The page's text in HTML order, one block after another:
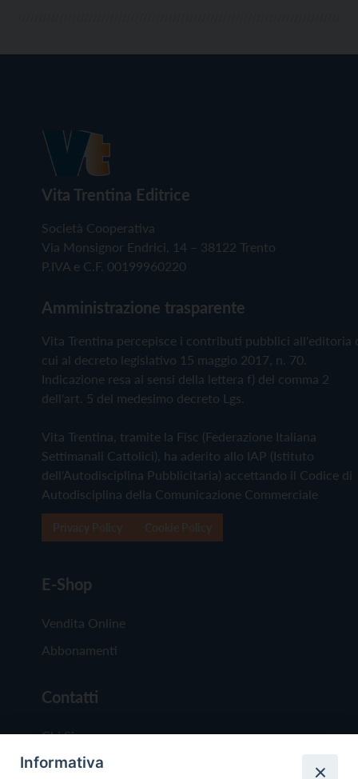
Vita Trentina Editrice
Società Cooperativa
Via Monsignor Endrici, 14 – 38122 Trento
P.IVA e C.F. 00199960220
Amministrazione trasparente
Vita Trentina percepisce i contributi pubblici all'editoria
cui al decreto legislativo 15 maggio 2017, n. 70.
Indicazione resa ai sensi della lettera f) del comma 2
dell'art. 5 del medesimo decreto Lgs.
Vita Trentina, tramite la Fisc (Federazione Italiana
Settimanali Cattolici), ha aderito allo IAP (Istituto
dell'Autodisciplina Pubblicitaria) accettando il Codice di
Autodisciplina della Comunicazione Commerciale
E-Shop
Vendita Online
Abbonamenti
Contatti
Chi Siamo
Redazione
Informativa